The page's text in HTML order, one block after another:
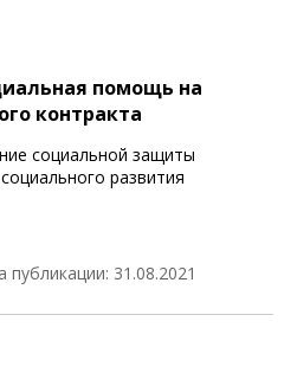
помощь на
контракта
социальной защиты
развития
публикации: 31.08.2021